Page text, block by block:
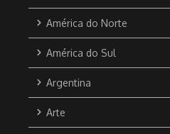
América do Norte
América do Sul
Argentina
Arte